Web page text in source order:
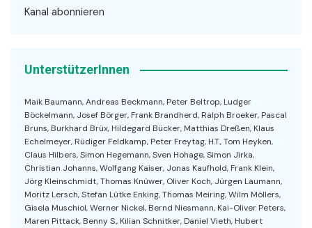
Kanal abonnieren
UnterstützerInnen
Maik Baumann, Andreas Beckmann, Peter Beltrop, Ludger
Böckelmann, Josef Börger, Frank Brandherd, Ralph Broeker, Pascal
Bruns, Burkhard Brüx, Hildegard Bücker, Matthias Dreßen, Klaus
Echelmeyer, Rüdiger Feldkamp, Peter Freytag, H.T., Tom Heyken,
Claus Hilbers, Simon Hegemann, Sven Hohage, Simon Jirka,
Christian Johanns, Wolfgang Kaiser, Jonas Kaufhold, Frank Klein,
Jörg Kleinschmidt, Thomas Knüwer, Oliver Koch, Jürgen Laumann,
Moritz Lersch, Stefan Lütke Enking, Thomas Meiring, Wilm Möllers,
Gisela Muschiol, Werner Nickel, Bernd Niesmann, Kai-Oliver Peters,
Maren Pittack, Benny S., Kilian Schnitker, Daniel Vieth, Hubert